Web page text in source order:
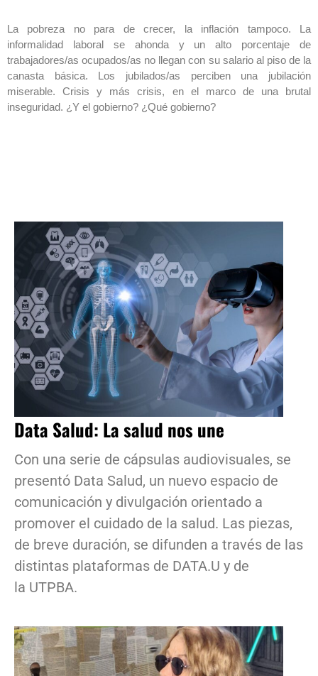
La pobreza no para de crecer, la inflación tampoco. La
informalidad laboral se ahonda y un alto porcentaje de
trabajadores/as ocupados/as no llegan con su salario al piso de la
canasta básica. Los jubilados/as perciben una jubilación
miserable. Crisis y más crisis, en el marco de una brutal
inseguridad. ¿Y el gobierno? ¿Qué gobierno?
Data Salud: La salud nos une
Con una serie de cápsulas audiovisuales, se
presentó Data Salud, un nuevo espacio de
comunicación y divulgación orientado a
promover el cuidado de la salud. Las piezas,
de breve duración, se difunden a través de las
distintas plataformas de DATA.U y de
la UTPBA.